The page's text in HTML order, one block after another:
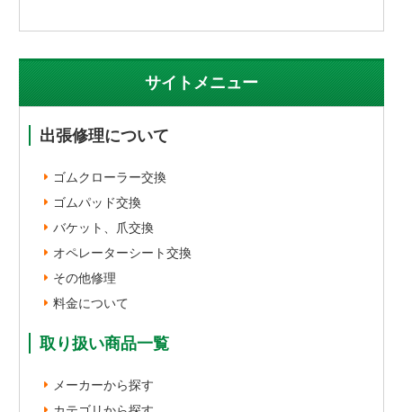
サイトメニュー
出張修理について
ゴムクローラー交換
ゴムパッド交換
バケット、爪交換
オペレーターシート交換
その他修理
料金について
取り扱い商品一覧
メーカーから探す